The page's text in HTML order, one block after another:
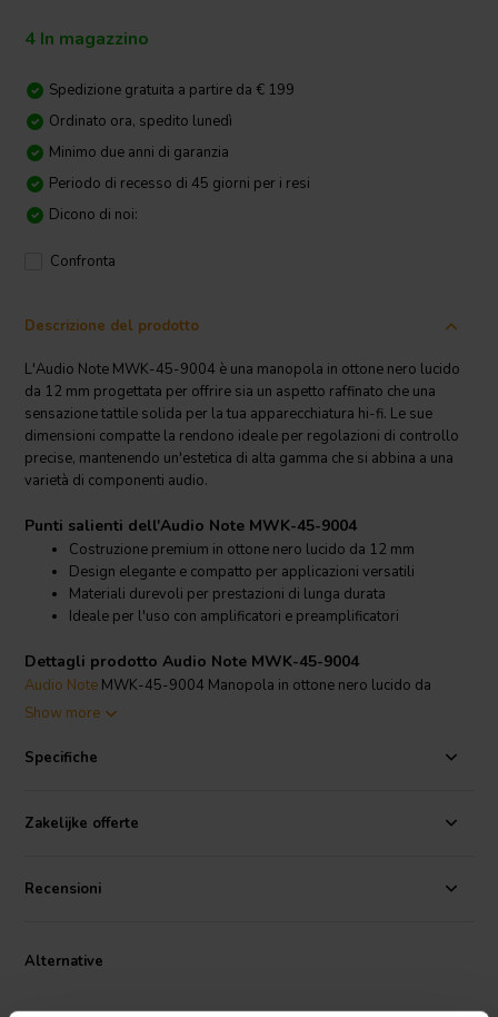
4 In magazzino
Spedizione gratuita a partire da € 199
Ordinato ora, spedito lunedì
Minimo due anni di garanzia
Periodo di recesso di 45 giorni per i resi
Dicono di noi:
Confronta
Descrizione del prodotto
L'Audio Note MWK-45-9004 è una manopola in ottone nero lucido
da 12 mm progettata per offrire sia un aspetto raffinato che una
sensazione tattile solida per la tua apparecchiatura hi-fi. Le sue
dimensioni compatte la rendono ideale per regolazioni di controllo
precise, mantenendo un'estetica di alta gamma che si abbina a una
varietà di componenti audio.
Punti salienti dell'Audio Note MWK-45-9004
Costruzione premium in ottone nero lucido da 12 mm
Design elegante e compatto per applicazioni versatili
Materiali durevoli per prestazioni di lunga durata
Ideale per l'uso con amplificatori e preamplificatori
Dettagli prodotto Audio Note MWK-45-9004
Audio Note MWK-45-9004 Manopola in ottone nero lucido da
12MM
Questa manopola è realizzata in ottone nero lucido di alta qualità,
per una presa comoda e un funzionamento fluido, rendendola una
affidabilità nel tempo. Il suo design universale la rende compatibile
Show more
Specifiche
Zakelijke offerte
Recensioni
Alternative